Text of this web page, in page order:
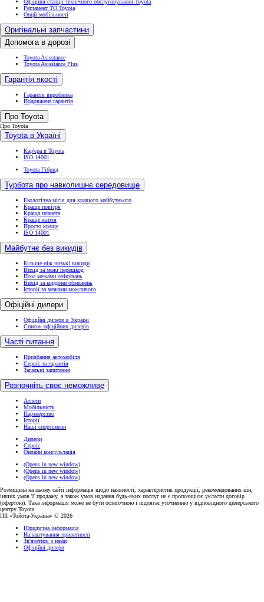
Офіційні станції технічного обслуговування Toyota
Регламент ТО Toyota
Опції мобільності
Оригінальні запчастини
Допомога в дорозі
Toyota Asisstance
Toyota Asisstance Plus
Гарантія якості
Гарантія виробника
Подовжена гарантія
Про Toyota
Про Toyota
Toyota в Україні
Кар'єра в Toyota
ISO 14001
Toyota Гібрид
Турбота про навколишнє середовище
Екологічна місія для кращого майбутнього
Краще повітря
Краща планета
Краще життя
Просто краще
ISO 14001
Майбутнє без викидів
Більше ніж низькі викиди
Вихід за межі перешкод
Поза межами очікувань
Вихід за кордони обмежень
Історії за межами можливого
Офіційні дилери
Офіційні дилери в Україні
Список офіційних дилерів
Часті питання
Придбання автомобіля
Сервіс та гарантія
Загальні запитання
Розпочніть своє неможливе
Атлети
Мобільність
Партнерство
Історії
Наші спортсмени
Дилери
Сервіс
Онлайн консультація
(Opens in new window)
(Opens in new window)
(Opens in new window)
Розміщена на цьому сайті інформація щодо наявності, характеристик продукції, рекомендованих цін,
інших умов її продажу, а також умов надання будь-яких послуг не є пропозицією укласти договір
(офертою). Така інформація може не бути остаточною і підлягає уточненню у відповідного дилерського
центру Toyota.
ПІІ «Тойота-Україна» © 2026
Юридична інформація
Налаштування приватності
Зв'язатись з нами
Офіційні дилери